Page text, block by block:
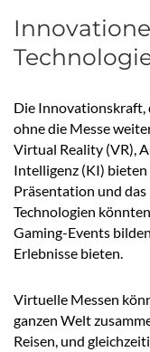
Die Innovationskraft,
ohne die Messe
Virtual Reality (VR),
Intelligenz (KI)
Präsentation und
Technologien
Gaming-Events
Erlebnisse bieten.
Virtuelle Messen
ganzen Welt
Reisen, und